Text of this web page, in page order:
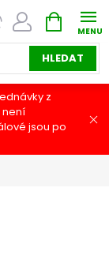
HLEDAT
NÁKUPNÍ
KOŠÍK
z
není
jsou po